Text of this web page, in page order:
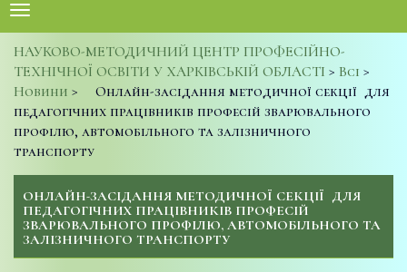
НАУКОВО-МЕТОДИЧНИЙ ЦЕНТР ПРОФЕСІЙНО-
ТЕХНІЧНОЇ ОСВІТИ У ХАРКІВСЬКІЙ ОБЛАСТІ > Всі >
Новини >
Онлайн-засідання методичної секції для
педагогічних працівників професій зварювального
профілю, автомобільного та залізничного
транспорту
ОНЛАЙН-ЗАСІДАННЯ МЕТОДИЧНОЇ СЕКЦІЇ ДЛЯ
ПЕДАГОГІЧНИХ ПРАЦІВНИКІВ ПРОФЕСІЙ
ЗВАРЮВАЛЬНОГО ПРОФІЛЮ, АВТОМОБІЛЬНОГО ТА
ЗАЛІЗНИЧНОГО ТРАНСПОРТУ